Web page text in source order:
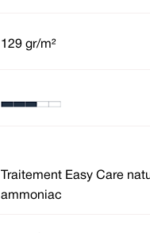
129 gr/m²
Traitement Easy Care
ammoniac